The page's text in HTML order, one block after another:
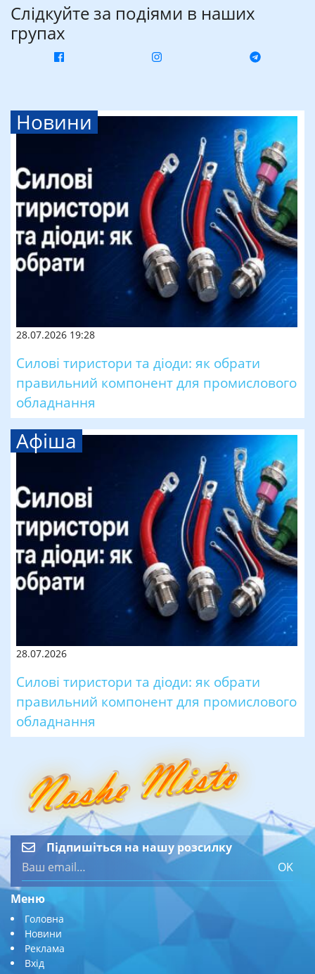
Слідкуйте за подіями в наших
групах
Новини
28.07.2026 19:28
Силові тиристори та діоди: як обрати
правильний компонент для промислового
обладнання
Афіша
28.07.2026
Силові тиристори та діоди: як обрати
правильний компонент для промислового
обладнання
Підпишіться на нашу розсилку
OK
Меню
Головна
Новини
Реклама
Вхід